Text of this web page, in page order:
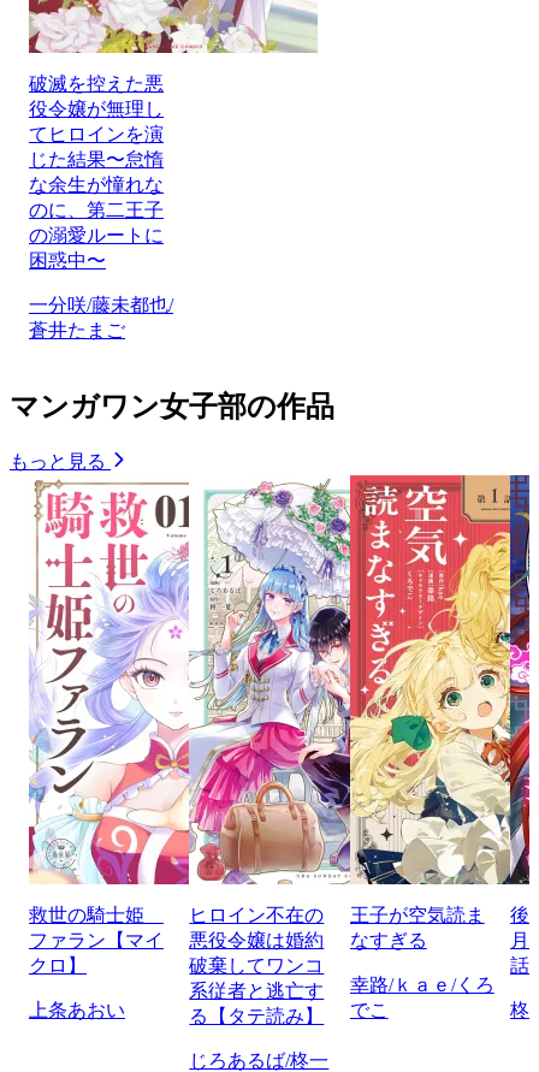
破滅を控えた悪
役令嬢が無理し
てヒロインを演
じた結果〜怠惰
な余生が憧れな
のに、第二王子
の溺愛ルートに
困惑中〜
一分咲/藤未都也/
蒼井たまご
マンガワン女子部の作品
もっと見る
救世の騎士姫
ファラン【マイ
クロ】
上条あおい
ヒロイン不在の
悪役令嬢は婚約
破棄してワンコ
系従者と逃亡す
る【タテ読み】
じろあるば/柊一
王子が空気読ま
なすぎる
幸路/ｋａｅ/くろ
でこ
後
月
話
柊